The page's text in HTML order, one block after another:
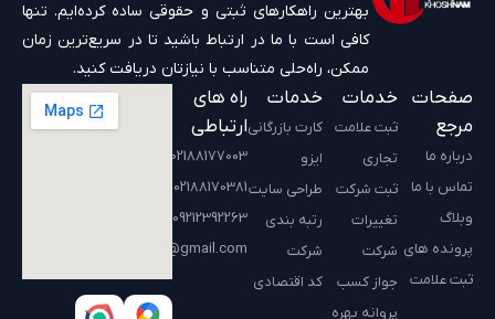
بهترین راهکارهای ثبتی و حقوقی ساده کرده‌ایم. تنها
کافی است با ما در ارتباط باشید تا در سریع‌ترین زمان
ممکن، راه‌حلی متناسب با نیازتان دریافت کنید.
صفحات
مرجع
درباره ما
تماس با ما
وبلاگ
پرونده های
ثبت علامت
خدمات
ثبت علامت
تجاری
ثبت شرکت
تغییرات
شرکت
جواز کسب
پروانه بهره
خدمات
کارت بازرگانی
ایزو
طراحی سایت
رتبه بندی
شرکت
کد اقتصادی
راه های
ارتباطی
02188177003
02188170381
09212392263
Sabtekhoshnam@gmail.com